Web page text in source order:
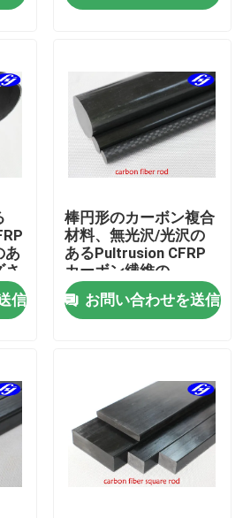
あ
信
棒円形のカーボン複合
材料、無光沢/光沢の
あるPultrusion CFRP
カーボン繊維の
お問い合わせを送信